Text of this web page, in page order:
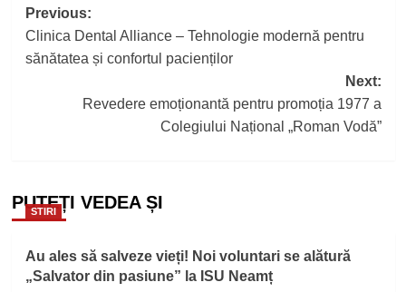
Post
navigation
Previous:
Clinica Dental Alliance – Tehnologie modernă pentru
sănătatea și confortul pacienților
Next:
Revedere emoționantă pentru promoția 1977 a
Colegiului Național „Roman Vodă”
PUTEȚI VEDEA ȘI
STIRI
Au ales să salveze vieți! Noi voluntari se alătură
„Salvator din pasiune” la ISU Neamț